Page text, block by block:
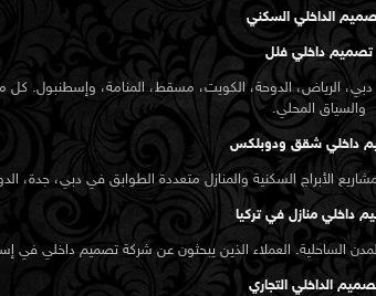
الداخلي السكني
تصميم داخلي فلل
الرياض، الدوحة، الكويت، مسقط، المنامة، وإسطنبول. كل
والسياق المحلي.
داخلي شقق ودوبلكس
الأبراج السكنية والمنازل متعددة الطوابق في دبي، جدة،
داخلي منازل في تركيا
الساحلية. العملاء الذين يبحثون عن شركة تصميم داخلي في
الداخلي التجاري